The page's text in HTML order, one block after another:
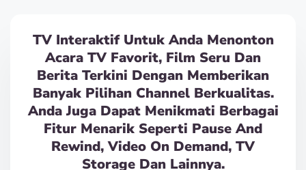
TV Interaktif Untuk Anda Menonton
Acara TV Favorit, Film Seru Dan
Berita Terkini Dengan Memberikan
Banyak Pilihan Channel Berkualitas.
Anda Juga Dapat Menikmati Berbagai
Fitur Menarik Seperti Pause And
Rewind, Video On Demand, TV
Storage Dan Lainnya.